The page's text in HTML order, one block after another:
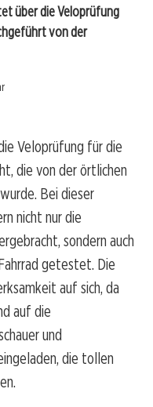
über die Veloprüfung
von der
Veloprüfung für die
die von der örtlichen
Bei dieser
nicht nur die
sondern auch
getestet. Die
auf sich, da
auf die
und
die tollen